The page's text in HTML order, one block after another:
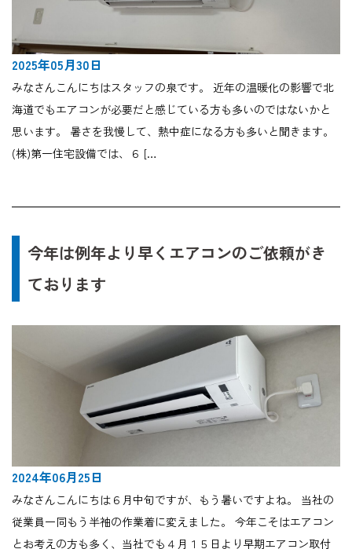
2025年05月30日
みなさんこんにちはスタッフの泉です。 近年の温暖化の影響で北
海道でもエアコンが必要だと感じている方も多いのではないかと
思います。 暑さを我慢して、熱中症になる方も多いと聞きます。
(株)第一住宅設備では、６ […
今年は例年より早くエアコンのご依頼がき
ております
2024年06月25日
みなさんこんにちは６月中旬ですが、もう暑いですよね。 当社の
従業員一同もう半袖の作業着に変えました。 今年こそはエアコン
とお考えの方も多く、当社でも４月１５日より早期エアコン取付